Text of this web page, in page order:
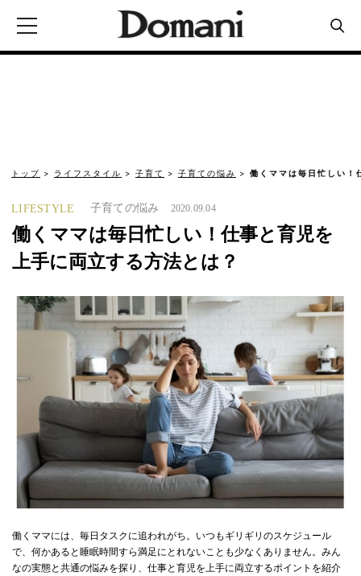
トップ ライフスタイル 子育て 子育ての悩み 働くママは毎日忙しい！
LIFESTYLE 子育ての悩み 2020.09.04
働くママは毎日忙しい！仕事と育児を
上手に両立する方法とは？
働くママには、毎日タスクに追われがち。いつもギリギリのスケジュール
で、何かあると睡眠時間すら満足にとれないことも少なくありません。みん
なの実態と共通の悩みを探り、仕事と育児を上手に両立するポイントを紹介